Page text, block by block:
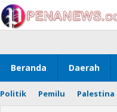
Beranda Daerah
Politik Pemilu Palestina